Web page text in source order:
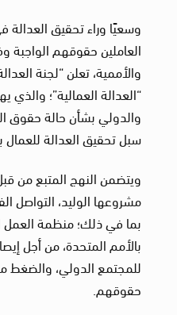
وسعيًا وراء تحقيق
العاملين حقوقهم الواجبة
والأممية، تعلن “لجنة
“العدالة العمالية”؛
والدولي بشأن حالة
سبل تحقيق العدالة للعمال
ويتضمن النهج المتبع من
مشروعها الوليد، التواصل
بما في ذلك؛ منظمة العمل
بالأمم المتحدة، من أجل
للمجتمع الدولي،
حقوقهم.